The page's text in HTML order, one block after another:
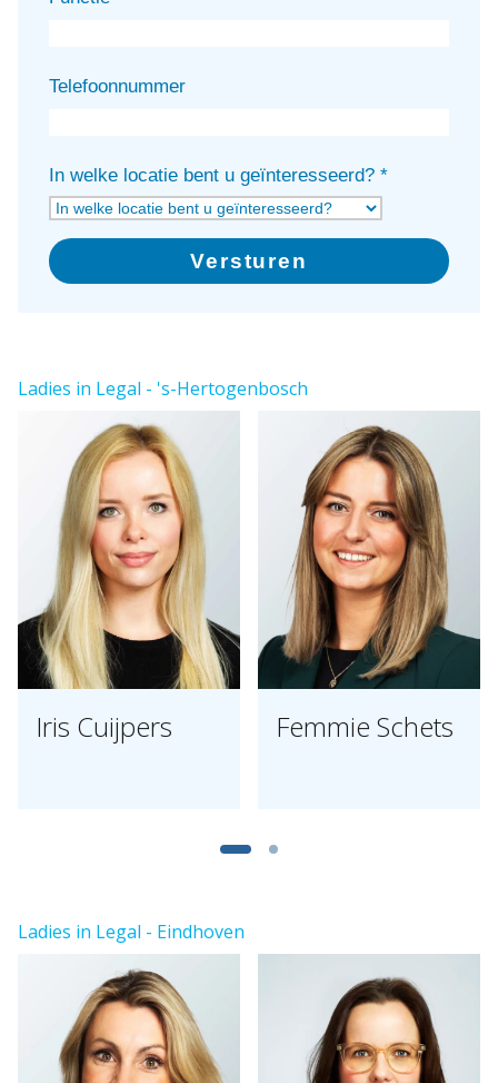
Ladies in Legal - 's-Hertogenbosch
Iris Cuijpers Femmie Schets
Ladies in Legal - Eindhoven